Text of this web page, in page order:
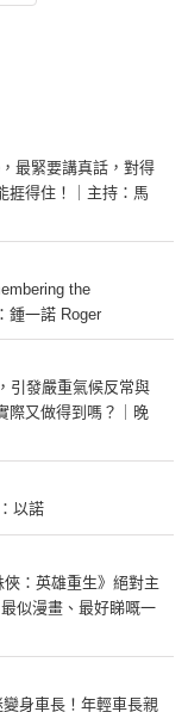
最緊要講真話，對得
捱得住！｜主持：馬
the
鍾一諾 Roger
引發嚴重氣候反常與
際又做得到嗎？｜晚
以諾
俠：英雄重生》絕對主
似漫畫、最好睇嘅一
變身車長！年輕車長親